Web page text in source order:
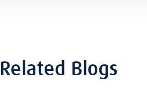
Related Blogs